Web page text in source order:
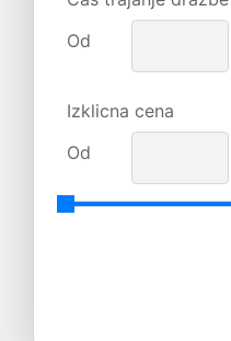
Od
Izklicna cena
Od